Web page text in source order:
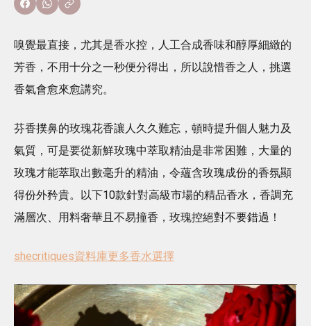
嗅覺最直接，尤其是香水控，人工合成香味和醇厚細緻的
芳香，不用十分之一秒便分得出，所以說惜香之人，挑選
香氣會愈來愈講究。
芬香撲鼻的玫瑰花香讓人久久難忘，頓時提升個人魅力及
氣質，可是要從新鮮玫瑰中萃取精油是非常困難，大量的
玫瑰才能萃取出數毫升的精油，令蘊含玫瑰成份的香氛顯
得份外矜貴。以下10款針對高級市場的精品香水，香調充
滿層次、用料奢華且不易撞香，玫瑰控絕對不要錯過！
shecritiques資料庫更多香水選擇